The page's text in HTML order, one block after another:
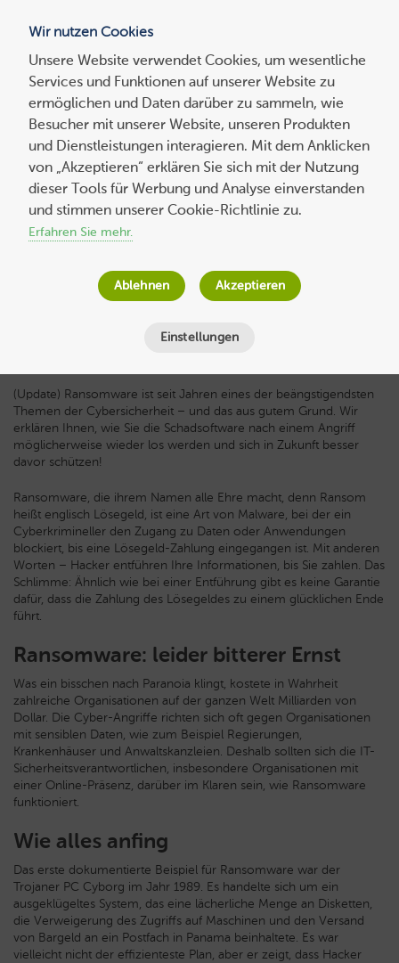
Suchen
nach:
Was ist Ransomware? Und wie erhöht
man die Cybersicherheit?
am4. Oktober 2021
Minuten
(Update) Ransomware ist seit Jahren eines der beängstigendsten
Themen der Cybersicherheit – und das aus gutem Grund. Wir
erklären Ihnen, wie Sie die Schadsoftware nach einem Angriff
möglicherweise wieder los werden und sich in Zukunft besser
davor schützen!
Ransomware, die ihrem Namen alle Ehre macht, denn Ransom
heißt englisch Lösegeld, ist eine Art von Malware, bei der ein
Cyberkrimineller den Zugang zu Daten oder Anwendungen
blockiert, bis eine Lösegeld-Zahlung eingegangen ist. Mit anderen
Worten – Hacker entführen Ihre Informationen, bis Sie zahlen. Das
Schlimme: Ähnlich wie bei einer Entführung gibt es keine Garantie
dafür, dass die Zahlung des Lösegeldes zu einem glücklichen Ende
führt.
Ransomware: leider bitterer Ernst
Was ein bisschen nach Paranoia klingt, kostete in Wahrheit
zahlreiche Organisationen auf der ganzen Welt Milliarden von
Dollar. Die Cyber-Angriffe richten sich oft gegen Organisationen
mit sensiblen Daten, wie zum Beispiel Regierungen,
Krankenhäuser und Anwaltskanzleien. Deshalb sollten sich die IT-
Sicherheitsverantwortlichen, insbesondere Organisationen mit
einer Online-Präsenz, darüber im Klaren sein, wie Ransomware
funktioniert.
Wie alles anfing
Das erste dokumentierte Beispiel für Ransomware war der
Trojaner PC Cyborg im Jahr 1989. Es handelte sich um ein
ausgeklügeltes System, das eine lächerliche Menge an Disketten,
die Verweigerung des Zugriffs auf Maschinen und den Versand
von Bargeld an ein Postfach in Panama beinhaltete. Es war
vielleicht nicht der effizienteste Plan, aber er zeigt, dass Hacker
Wir nutzen Cookies
Unsere Website verwendet Cookies, um wesentliche
Services und Funktionen auf unserer Website zu
ermöglichen und Daten darüber zu sammeln, wie
Besucher mit unserer Website, unseren Produkten
und Dienstleistungen interagieren. Mit dem Anklicken
von „Akzeptieren“ erklären Sie sich mit der Nutzung
dieser Tools für Werbung und Analyse einverstanden
und stimmen unserer Cookie-Richtlinie zu.
Erfahren Sie mehr.
Einstellungen
Ablehnen Akzeptieren